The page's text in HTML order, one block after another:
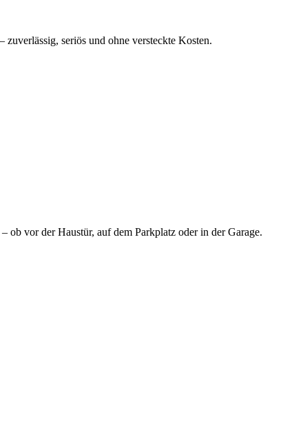
seriös und ohne versteckte Kosten.
vor der Haustür, auf dem Parkplatz oder in der Garage.